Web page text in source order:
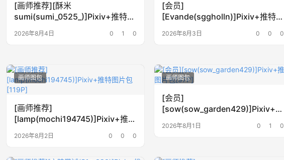
[画师推荐][酥米
sumi(sumi_0525_)]Pixiv+推特图
片包[74P]
2026年8月4日 0 1 0
[会员]
[Evande(sggholln)]Pixiv+推特图
片包[193P]
2026年8月3日 0 0 0
画师图包
[画师推荐]
[lamp(mochi194745)]Pixiv+推特
2026年8月2日 0 0 0
画师图包
[会员]
[sow(sow_garden429)]Pixiv+推
2026年8月1日 0 1 0